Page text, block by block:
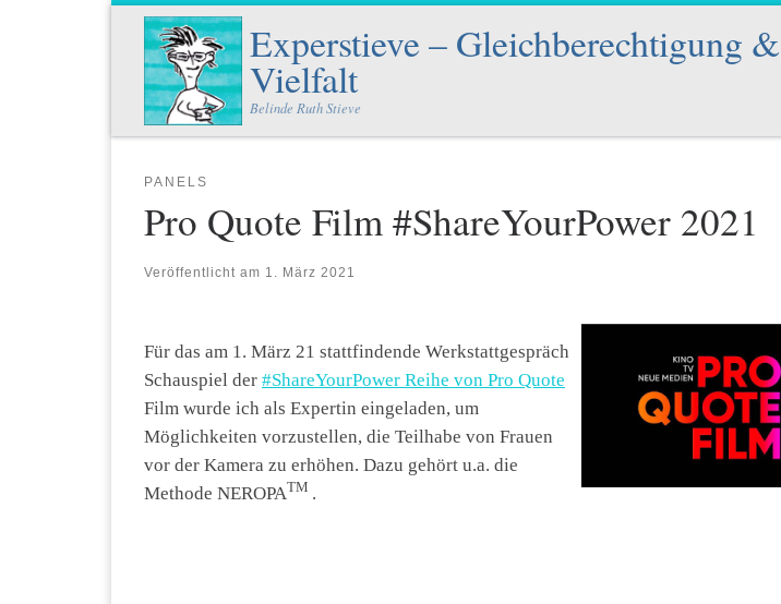
Zum Inhalt springen Experstieve – Gleichberechtigung &
Vielfalt
Belinde Ruth Stieve
PANELS
Pro Quote Film #ShareYourPower 2021
Veröffentlicht am 1. März 2021
Für das am 1. März 21 stattfindende Werkstattgespräch
Schauspiel der #ShareYourPower Reihe von Pro Quote
Film wurde ich als Expertin eingeladen, um
Möglichkeiten vorzustellen, die Teilhabe von Frauen
vor der Kamera zu erhöhen. Dazu gehört u.a. die
Methode NEROPATM .